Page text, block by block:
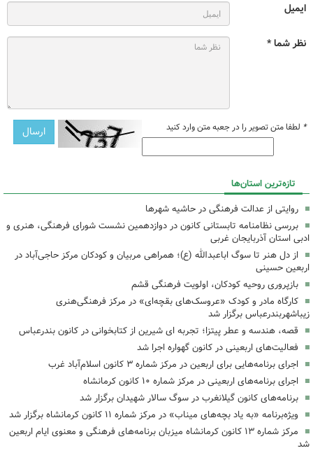
ایمیل
نظر شما *
* لطفا متن تصویر را در جعبه متن وارد کنید
تازه‌ترین استان‌ها
روایتی از عدالت فرهنگی در حاشیه شهرها
بررسی نظامنامه تابستانی کانون در دوازدهمین نشست شورای فرهنگی، هنری و
ادبی استان آذربایجان غربی
از دل هنر تا سوگ اباعبدالله (ع)؛ همراهی مربیان و کودکان مرکز حاجی‌آباد در
اربعین حسینی
بازپروری روحیه کودکان، اولویت فرهنگی قشم
کارگاه مادر و کودک «عروسک‌های بقچه‌ای» در مرکز فرهنگی‌هنری
زیباشهربندرعباس برگزار شد
قصه، هندسه و عطر پیتزا؛ تجربه ای شیرین از کتابخوانی در کانون بندرعباس
فعالیت‌های اربعینی در کانون گهواره اجرا شد
اجرای برنامه‌هایی برای اربعین در مرکز شماره ۳ کانون اسلام‌آباد غرب
اجرای برنامه‌های اربعینی در مرکز شماره ۱۰ کانون کرمانشاه
برنامه‌های کانون گیلانغرب در سوگ سالار شهیدان برگزار شد
ویژه‌برنامه «به یاد بچه‌های میناب» در مرکز شماره ۱۱ کانون کرمانشاه برگزار شد
مرکز شماره ۱۳ کانون کرمانشاه میزبان برنامه‌های فرهنگی و معنوی ایام اربعین
شد